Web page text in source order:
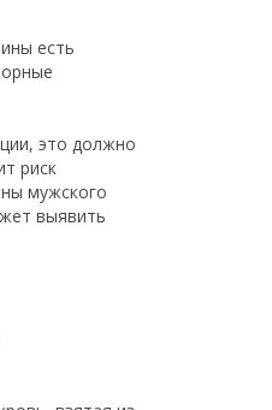
есть
это должно
риск
мужского
выявить